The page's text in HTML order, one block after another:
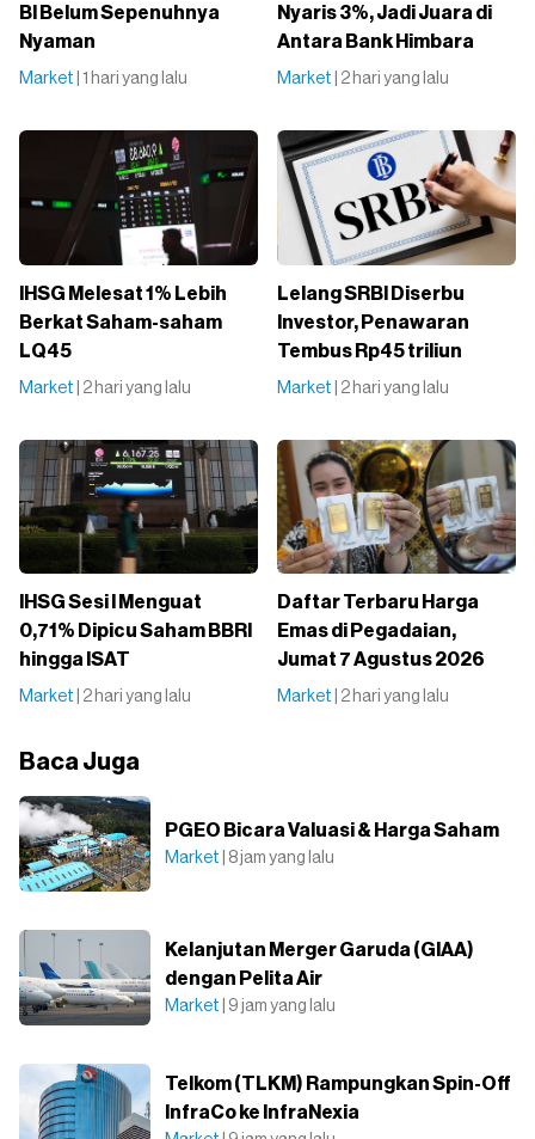
BI Belum Sepenuhnya
Nyaman
Market | 1 hari yang lalu
Nyaris 3%, Jadi Juara di
Antara Bank Himbara
Market | 2 hari yang lalu
IHSG Melesat 1% Lebih
Berkat Saham-saham
LQ45
Market | 2 hari yang lalu
Lelang SRBI Diserbu
Investor, Penawaran
Tembus Rp45 triliun
Market | 2 hari yang lalu
IHSG Sesi I Menguat
0,71% Dipicu Saham BBRI
hingga ISAT
Market | 2 hari yang lalu
Daftar Terbaru Harga
Emas di Pegadaian,
Jumat 7 Agustus 2026
Market | 2 hari yang lalu
Baca Juga
PGEO Bicara Valuasi & Harga Saham
Market | 8 jam yang lalu
Kelanjutan Merger Garuda (GIAA)
dengan Pelita Air
Market | 9 jam yang lalu
Telkom (TLKM) Rampungkan Spin-Off
InfraCo ke InfraNexia